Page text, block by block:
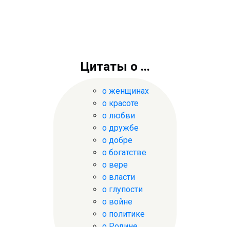
Цитаты о ...
о женщинах
о красоте
о любви
о дружбе
о добре
о богатстве
о вере
о власти
о глупости
о войне
о политике